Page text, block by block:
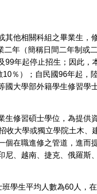
他相關科組之畢業生，
年（簡稱日間二年制或
99年起停止招生；因此，
％）；自民國96年起，
國大學部外籍學生修習學
修習碩士學位，為提供
收大學或獨立學院土木、
個在職進修之管道，進而
、越南、捷克、俄羅斯
學生平均人數為60人，